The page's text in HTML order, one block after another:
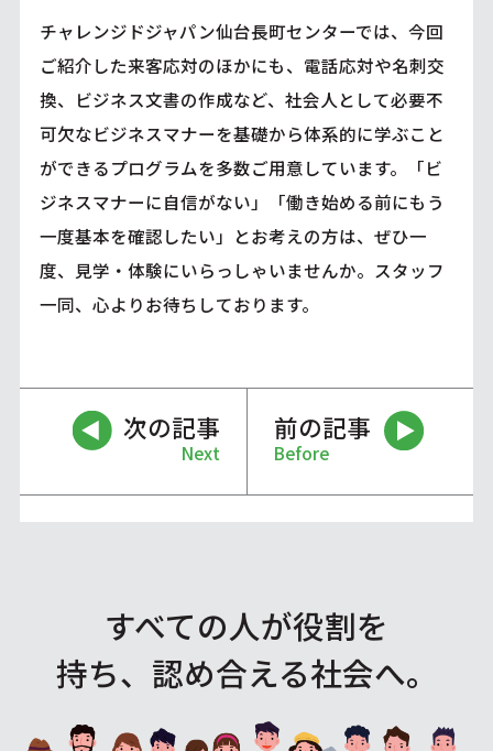
チャレンジドジャパン仙台長町センターでは、今回
ご紹介した来客応対のほかにも、電話応対や名刺交
換、ビジネス文書の作成など、社会人として必要不
可欠なビジネスマナーを基礎から体系的に学ぶこと
ができるプログラムを多数ご用意しています。「ビ
ジネスマナーに自信がない」「働き始める前にもう
一度基本を確認したい」とお考えの方は、ぜひ一
度、見学・体験にいらっしゃいませんか。スタッフ
一同、心よりお待ちしております。
次の記事
Next
前の記事
Before
すべての人が役割を
持ち、認め合える社会へ。